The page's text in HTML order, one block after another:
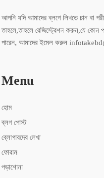
আপনি যদি আমাদের ব্লগে লিখতে চান বা
তাহলে,তাহলে রেজিস্ট্রেশন করুন,যে কোন
পারেন, আমাদের ইমেল করুন
Menu
হোম
ব্লগ পোস্ট
ব্লোগারদের লেখা
ফোরাম
পড়াশোনা